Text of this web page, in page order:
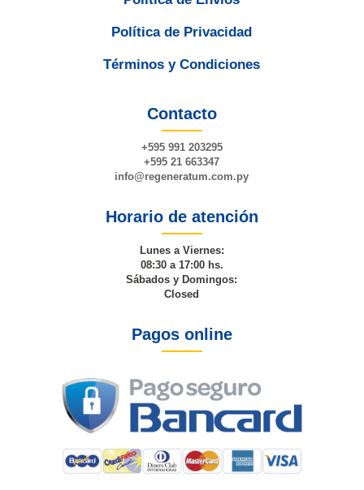
Política de Privacidad
Términos y Condiciones
Contacto
+595 991 203295
+595 21 663347
info@regeneratum.com.py
Horario de atención
Lunes a Viernes:
08:30 a 17:00 hs.
Sábados y Domingos:
Closed
Pagos online